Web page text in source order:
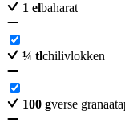
1 elbaharat
¼ tlchilivlokken
100 gverse